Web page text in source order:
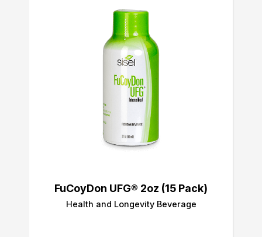
FuCoyDon UFG® 2oz (15 Pack)
Health and Longevity Beverage